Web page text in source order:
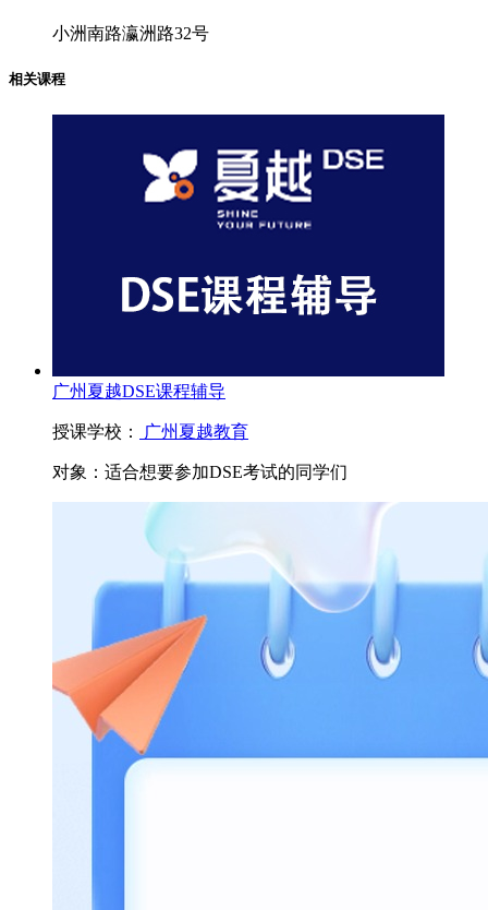
小洲南路瀛洲路32号
相关课程
广州夏越DSE课程辅导
授课学校： 广州夏越教育
对象： 适合想要参加DSE考试的同学们